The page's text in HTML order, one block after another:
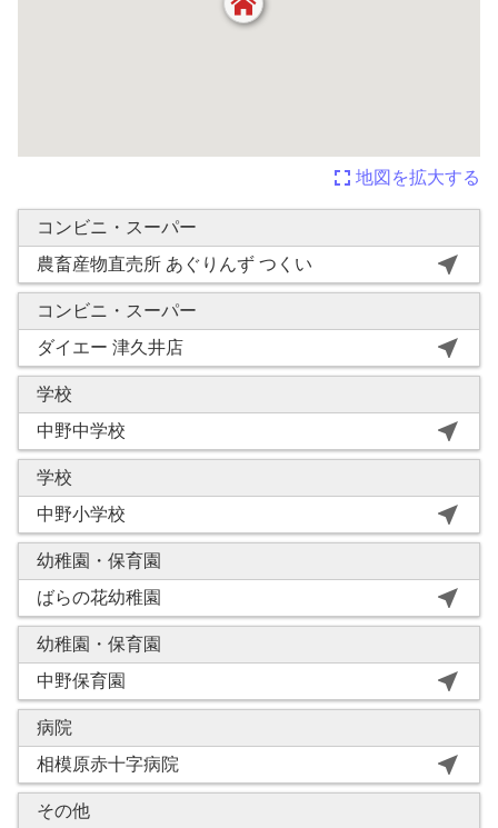
fullscreen 地図を拡大する
コンビニ・スーパー
農畜産物直売所 あぐりんず つくい
near_me
コンビニ・スーパー
ダイエー 津久井店
near_me
学校
中野中学校
near_me
学校
中野小学校
near_me
幼稚園・保育園
ばらの花幼稚園
near_me
幼稚園・保育園
中野保育園
near_me
病院
相模原赤十字病院
near_me
その他